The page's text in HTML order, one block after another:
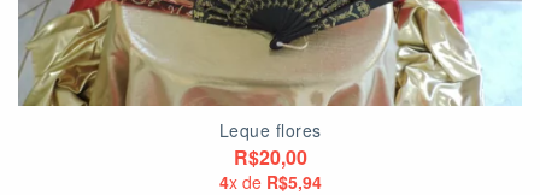
Leque flores
R$20,00
4x de R$5,94